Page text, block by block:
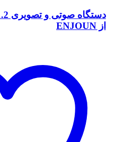
از ENJOUN